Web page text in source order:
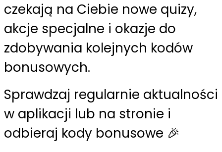
czekają na Ciebie nowe quizy,
akcje specjalne i okazje do
zdobywania kolejnych kodów
bonusowych.
Sprawdzaj regularnie aktualności
w aplikacji lub na stronie i
odbieraj kody bonusowe 🎉